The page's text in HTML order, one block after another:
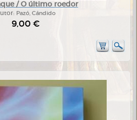
/ O último roedor
Pazó, Cándido
9,00 €